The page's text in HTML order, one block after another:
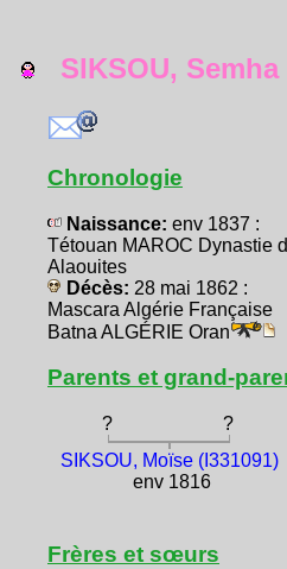
SIKSOU, Semha
Chronologie
Naissance: env 1837 :
Tétouan MAROC Dynastie
Alaouites
Décès: 28 mai 1862 :
Mascara Algérie Française
Batna ALGÉRIE Oran
Parents et grand-
? ?
SIKSOU, Moïse (I331091)
env 1816
Frères et sœurs